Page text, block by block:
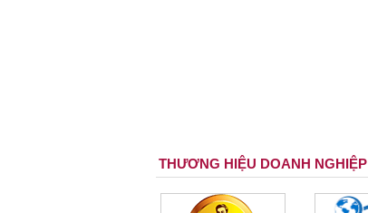
THƯƠNG HIỆU DOANH NGHIỆP